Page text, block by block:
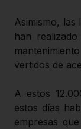
Asimismo, las
han
vertidos de
A estos
estos días
empresas